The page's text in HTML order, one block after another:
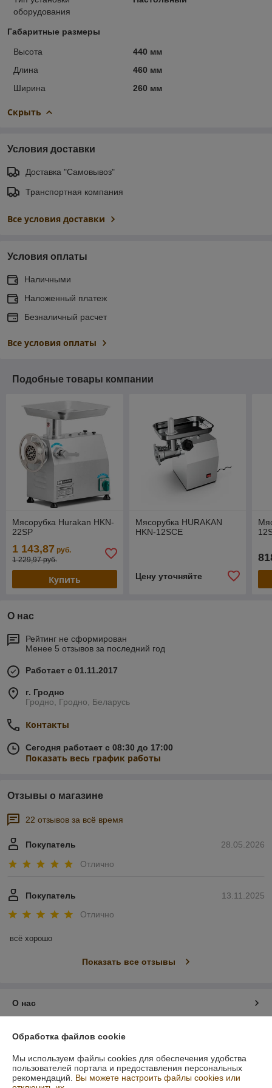
оборудования
Габаритные размеры
Высота
440 мм
Длина
460 мм
Ширина
260 мм
Скрыть
Условия доставки
Доставка "Самовывоз"
Транспортная компания
Все условия доставки
Условия оплаты
Наличными
Наложенный платеж
Безналичный расчет
Все условия оплаты
Подобные товары компании
Мясорубка Hurakan HKN-
22SP
1 143,87 руб.
1 229,97 руб.
Купить
Мясорубка HURAKAN
HKN-12SCE
Цену уточняйте
О нас
Рейтинг не сформирован
Менее 5 отзывов за последний год
Работает с 01.11.2017
г. Гродно
Гродно, Гродно, Беларусь
Контакты
Сегодня работает с 08:30 до 17:00
Показать весь график работы
Отзывы о магазине
22 отзывов за всё время
28.05.2026
Покупатель
Отлично
13.11.2025
Покупатель
Отлично
всё хорошо
Показать все отзывы
О нас
Контакты
Доставка и оплата
Обработка файлов cookie
Мы используем файлы cookies для обеспечения удобства
пользователей портала и предоставления персональных
рекомендаций. Вы можете настроить файлы cookies или